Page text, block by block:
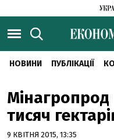
НОВИНИ ПУБЛІКАЦІЇ
Мінагропрод
тисяч
9 КВІТНЯ 2015, 13:35